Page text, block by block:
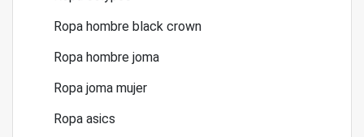
Ropa hombre black crown
Ropa hombre joma
Ropa joma mujer
Ropa asics